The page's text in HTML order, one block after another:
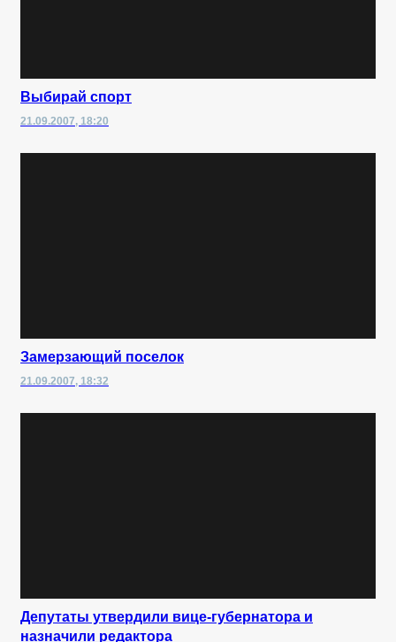
Выбирай спорт
21.09.2007, 18:20
Замерзающий поселок
21.09.2007, 18:32
Депутаты утвердили вице-губернатора и
назначили редактора